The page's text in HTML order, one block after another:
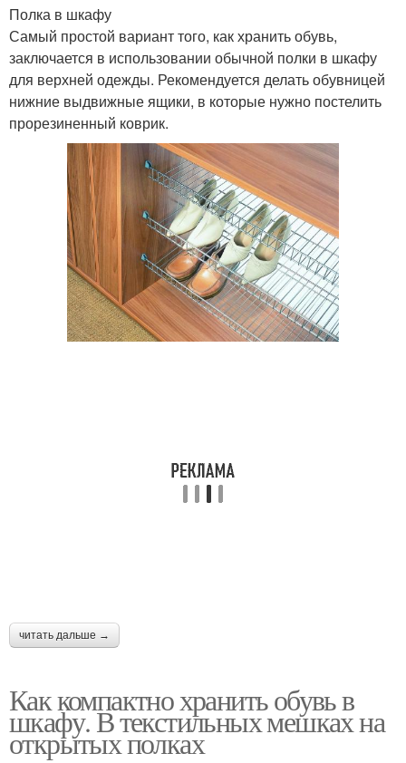
Полка в шкафу
Самый простой вариант того, как хранить обувь,
заключается в использовании обычной полки в шкафу
для верхней одежды. Рекомендуется делать обувницей
нижние выдвижные ящики, в которые нужно постелить
прорезиненный коврик.
читать дальше →
Как компактно хранить обувь в
шкафу. В текстильных мешках на
открытых полках